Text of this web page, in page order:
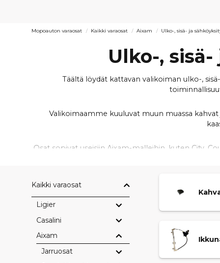
Mopoauton varaosat Kaikki varaosat Aixam Ulko-, sisä- ja
Ulko-,
Täältä löydät kattavan valikoiman ulko-,
Valikoimaamme kuuluvat muun muassa
Osat sopivat useisiin Aixam-malleihin, kuten City,
Laadukkaat ulko- ja sisäosat takaavat hyvän
Olipa kyse rikkoutuneen osan vaihdosta,
Kaikki varaosat
Ligier
Casalini
Aixam
Jarruosat